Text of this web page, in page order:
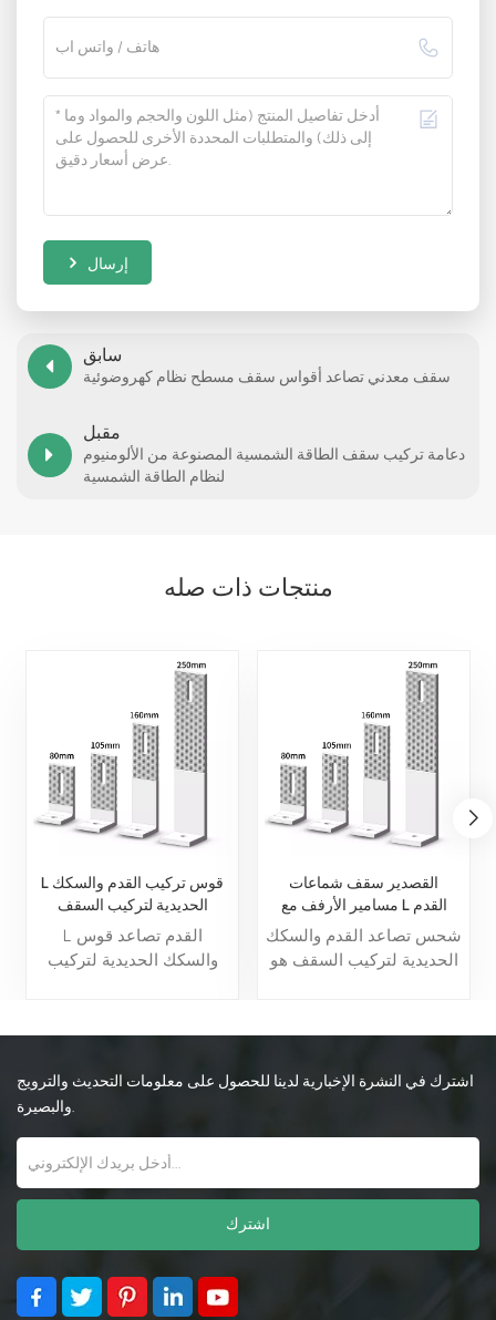
إرسال
سابق
سقف معدني تصاعد أقواس سقف مسطح نظام كهروضوئية
مقبل
دعامة تركيب سقف الطاقة الشمسية المصنوعة من الألومنيوم
لنظام الطاقة الشمسية
منتجات ذات صله
L قوس تركيب القدم والسكك
الحديدية لتركيب السقف
L القدم تصاعد قوس
والسكك الحديدية لتركيب
الشمسية، وهو مصمم
الشمسية على أسطح
القصدير سقف شماعات
مسامير الأرفف مع L القدم
شحس تصاعد القدم والسكك
الحديدية لتركيب السقف هو
خصيصًا لتأمين القضبان
اشترك في النشرة الإخبارية لدينا للحصول على معلومات التحديث والترويج
والبصيرة.